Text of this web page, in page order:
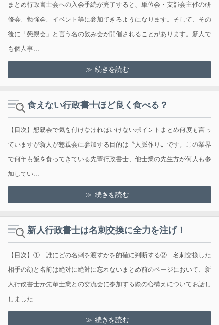
まとめ行政書士会への入会手続が完了すると、単位会・支部会主催の研
修会、勉強会、イベント等に参加できるようになります。そして、その
後に「懇親会」と言う名の飲み会が開催されることがあります。新人で
も個人事...
続きを読む
食えない行政書士ほど良く食べる？
【目次】懇親会で気を付けなければいけないポイントまとめ何度も言っ
ていますが新人が懇親会に参加する目的は〝人脈作り〟です。この業界
で何年も飯を食ってきている先輩行政書士、他士業の先生方が何人も参
加してい...
続きを読む
新人行政書士は名刺交換に全力を注げ！
【目次】① 誰にどの名刺を渡すかを的確に判断する② 名刺交換した
相手の顔と名前は絶対に絶対に忘れないまとめ前のページにおいて、新
人行政書士が先輩士業との交流会に参加する際の心構えについてお話し
しました...
続きを読む